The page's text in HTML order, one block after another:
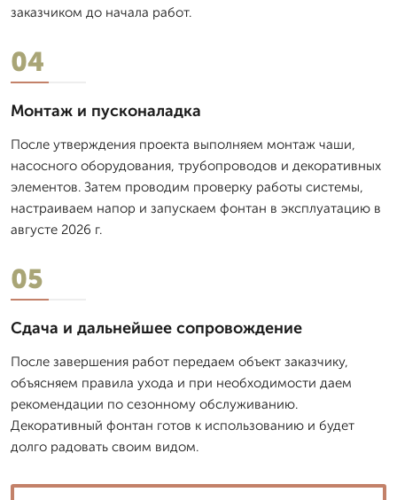
заказчиком до начала работ.
04
Монтаж и пусконаладка
После утверждения проекта выполняем монтаж чаши,
насосного оборудования, трубопроводов и декоративных
элементов. Затем проводим проверку работы системы,
настраиваем напор и запускаем фонтан в эксплуатацию в
августе 2026 г.
05
Сдача и дальнейшее сопровождение
После завершения работ передаем объект заказчику,
объясняем правила ухода и при необходимости даем
рекомендации по сезонному обслуживанию.
Декоративный фонтан готов к использованию и будет
долго радовать своим видом.